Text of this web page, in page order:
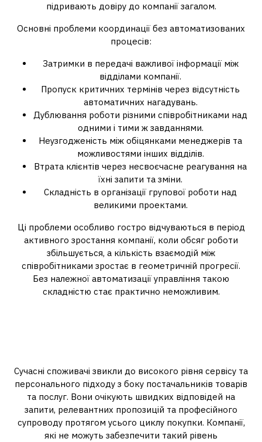
підривають довіру до компанії загалом.
Основні проблеми координації без автоматизованих
процесів:
Затримки в передачі важливої інформації між
відділами компанії.
Пропуск критичних термінів через відсутність
автоматичних нагадувань.
Дублювання роботи різними співробітниками над
одними і тими ж завданнями.
Неузгодженість між обіцянками менеджерів та
можливостями інших відділів.
Втрата клієнтів через несвоєчасне реагування на
їхні запити та зміни.
Складність в організації групової роботи над
великими проектами.
Ці проблеми особливо гостро відчуваються в період
активного зростання компанії, коли обсяг роботи
збільшується, а кількість взаємодій між
співробітниками зростає в геометричній прогресії.
Без належної автоматизації управління такою
складністю стає практично неможливим.
Сучасні споживачі звикли до високого рівня сервісу та
персонального підходу з боку постачальників товарів
та послуг. Вони очікують швидких відповідей на
запити, релевантних пропозицій та професійного
супроводу протягом усього циклу покупки. Компанії,
які не можуть забезпечити такий рівень